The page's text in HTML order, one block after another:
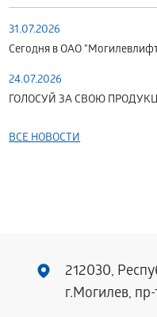
31.07.2026
Сегодня в ОАО
24.07.2026
ГОЛОСУЙ ЗА СВОЮ
ВСЕ НОВОСТИ
212030,
г.Могилев,